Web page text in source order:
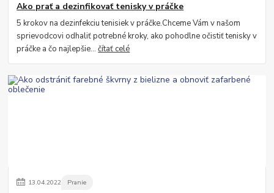
Ako prať a dezinfikovať tenisky v práčke
5 krokov na dezinfekciu tenisiek v práčke.Chceme Vám v našom
sprievodcovi odhaliť potrebné kroky, ako pohodlne očistiť tenisky v
práčke a čo najlepšie...čítať celé
13.04.2022 Pranie